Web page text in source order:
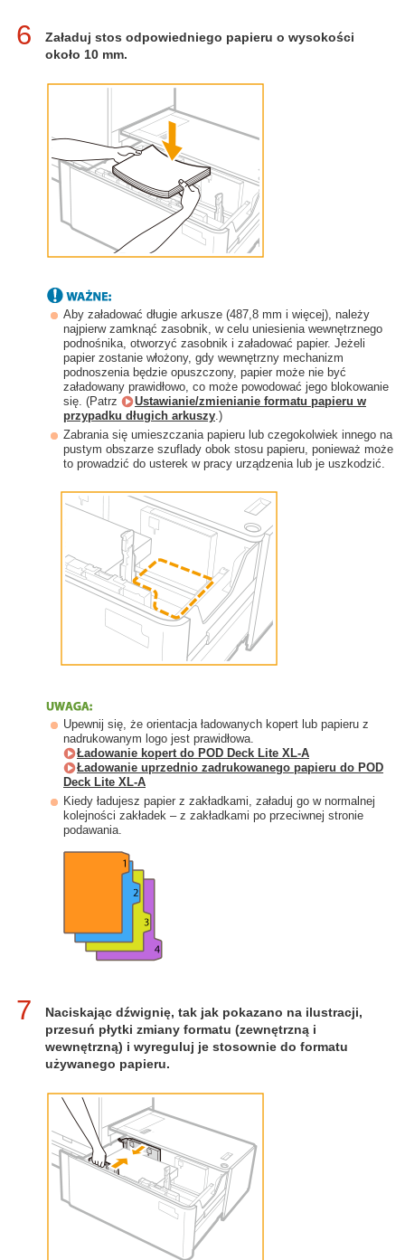
6
Załaduj stos odpowiedniego papieru o wysokości
około 10 mm.
Aby załadować długie arkusze (487,8 mm i więcej), należy
najpierw zamknąć zasobnik, w celu uniesienia wewnętrznego
podnośnika, otworzyć zasobnik i załadować papier. Jeżeli
papier zostanie włożony, gdy wewnętrzny mechanizm
podnoszenia będzie opuszczony, papier może nie być
załadowany prawidłowo, co może powodować jego blokowanie
się. (Patrz
Ustawianie/zmienianie formatu papieru w
przypadku długich arkuszy.)
Zabrania się umieszczania papieru lub czegokolwiek innego na
pustym obszarze szuflady obok stosu papieru, ponieważ może
to prowadzić do usterek w pracy urządzenia lub je uszkodzić.
Upewnij się, że orientacja ładowanych kopert lub papieru z
nadrukowanym logo jest prawidłowa.
Ładowanie kopert do POD Deck Lite XL-A
Ładowanie uprzednio zadrukowanego papieru do POD
Deck Lite XL-A
Kiedy ładujesz papier z zakładkami, załaduj go w normalnej
kolejności zakładek – z zakładkami po przeciwnej stronie
podawania.
7
Naciskając dźwignię, tak jak pokazano na ilustracji,
przesuń płytki zmiany formatu (zewnętrzną i
wewnętrzną) i wyreguluj je stosownie do formatu
używanego papieru.